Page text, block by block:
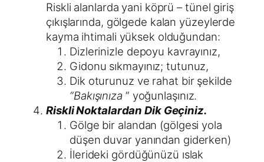
Riskli alanlarda yani köprü – tünel giriş
çıkışlarında, gölgede kalan yüzeylerde
kayma ihtimali yüksek olduğundan:
Dizlerinizle depoyu kavrayınız,
Gidonu sıkmayınız; tutunuz,
Dik oturunuz ve rahat bir şekilde
“Bakışınıza ” yoğunlaşınız.
Riskli Noktalardan Dik Geçiniz.
Gölge bir alandan (gölgesi yola
düşen duvar yanından giderken)
İlerideki gördüğünüzü ıslak